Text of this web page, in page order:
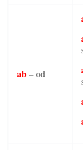
ab– od